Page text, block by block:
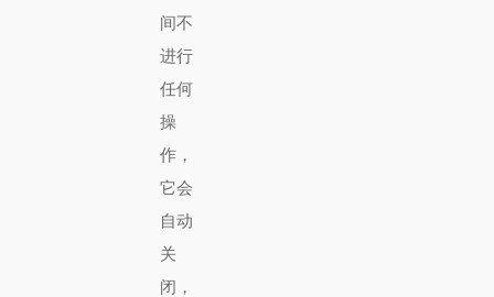
间不
进行
任何
操
作，
它会
自动
关
闭，